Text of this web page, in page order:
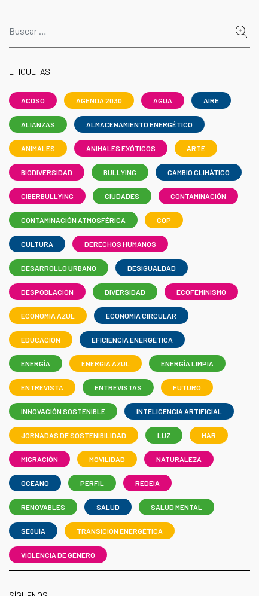
ETIQUETAS
ACOSO AGENDA 2030 AGUA AIRE
ALIANZAS ALMACENAMIENTO ENERGÉTICO
ANIMALES ANIMALES EXÓTICOS ARTE
BIODIVERSIDAD BULLYING CAMBIO CLIMÁTICO
CIBERBULLYING CIUDADES CONTAMINACIÓN
CONTAMINACIÓN ATMOSFÉRICA COP
CULTURA DERECHOS HUMANOS
DESARROLLO URBANO DESIGUALDAD
DESPOBLACIÓN DIVERSIDAD ECOFEMINISMO
ECONOMIA AZUL ECONOMÍA CIRCULAR
EDUCACIÓN EFICIENCIA ENERGÉTICA
ENERGÍA ENERGIA AZUL ENERGÍA LIMPIA
ENTREVISTA ENTREVISTAS FUTURO
INNOVACIÓN SOSTENIBLE INTELIGENCIA ARTIFICIAL
JORNADAS DE SOSTENIBILIDAD LUZ MAR
MIGRACIÓN MOVILIDAD NATURALEZA
OCEANO PERFIL REDEIA
RENOVABLES SALUD SALUD MENTAL
SEQUÍA TRANSICIÓN ENERGÉTICA
VIOLENCIA DE GÉNERO